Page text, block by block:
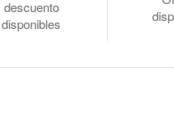
descuento
disponibles